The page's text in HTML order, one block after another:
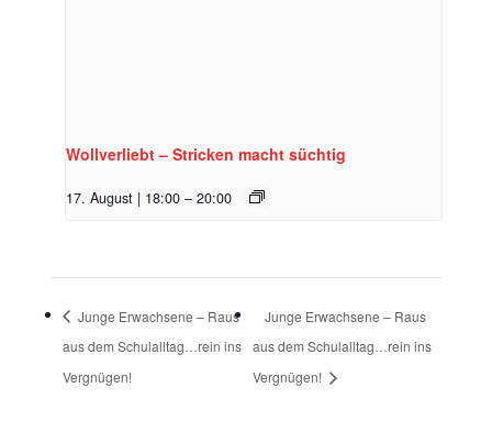
Wollverliebt – Stricken macht süchtig
17. August | 18:00 – 20:00
Junge Erwachsene – Raus
aus dem Schulalltag…rein ins
Vergnügen!
Junge Erwachsene – Raus
aus dem Schulalltag…rein ins
Vergnügen!